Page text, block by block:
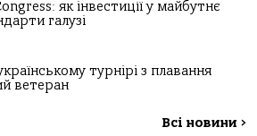
як інвестиції у майбутнє
галузі
турнірі з плавання
ветеран
Всі новини >